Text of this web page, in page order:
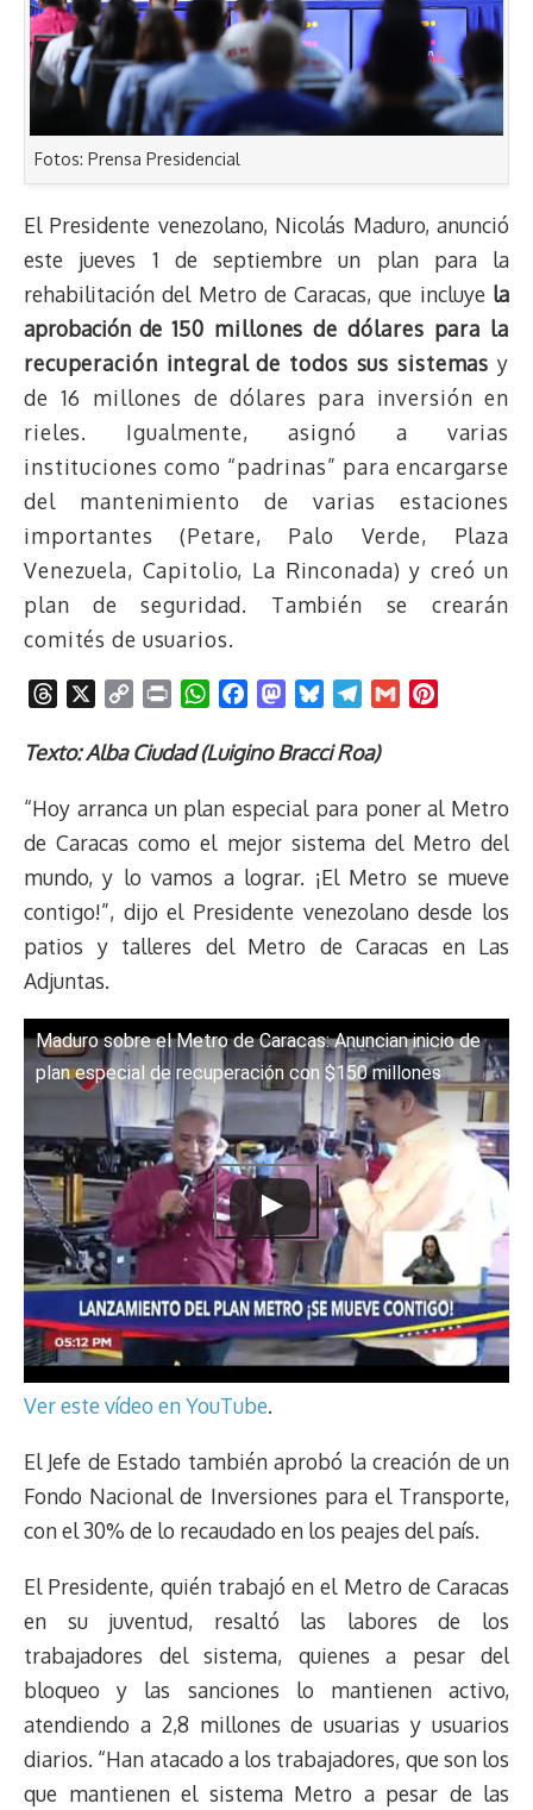
Fotos: Prensa Presidencial
El Presidente venezolano, Nicolás Maduro, anunció
este jueves 1 de septiembre un plan para la
rehabilitación del Metro de Caracas, que incluyela
aprobación de 150 millones de dólares para la
recuperación integral de todos sus sistemas y
de 16 millones de dólares para inversión en
rieles. Igualmente, asignó a varias
instituciones como “padrinas” para encargarse
del mantenimiento de varias estaciones
importantes (Petare, Palo Verde, Plaza
Venezuela, Capitolio, La Rinconada) y creó un
plan de seguridad. También se crearán
comités de usuarios.
r
a
d
p
L
k
i
t
W
a
s
A
p
c
b
o
o
k
M
s
o
d
n
u
s
k
y
l
g
r
a
m
l
e
r
t
Texto: Alba Ciudad (Luigino Bracci Roa)
“Hoy arranca un plan especial para poner al Metro
de Caracas como el mejor sistema del Metro del
mundo, y lo vamos a lograr. ¡El Metro se mueve
contigo!”, dijo el Presidente venezolano desde los
patios y talleres del Metro de Caracas en Las
Adjuntas.
Maduro sobre el Metro de Caracas: Anuncian inicio de
plan especial de recuperación con $150 millones
Ver este vídeo en YouTube.
El Jefe de Estado también aprobó la creación de un
Fondo Nacional de Inversiones para el Transporte,
con el 30% de lo recaudado en los peajes del país.
El Presidente, quién trabajó en el Metro de Caracas
en su juventud, resaltó las labores de los
trabajadores del sistema, quienes a pesar del
bloqueo y las sanciones lo mantienen activo,
atendiendo a 2,8 millones de usuarias y usuarios
diarios. “Han atacado a los trabajadores, que son los
que mantienen el sistema Metro a pesar de las